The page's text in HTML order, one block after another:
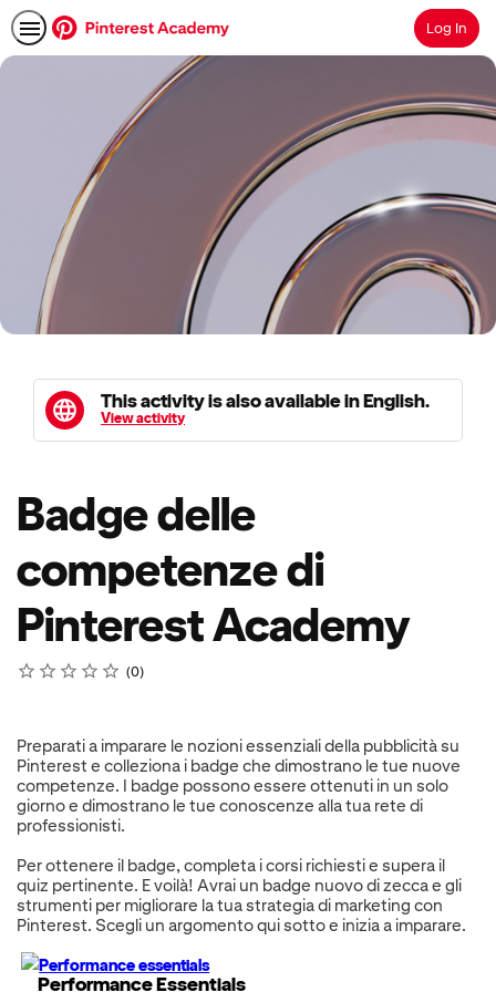
SearchLog In
This activity is also available in English.
View activity
Badge delle
competenze di
Pinterest Academy
Rating
1 star
2 stars
3 stars
4 stars
5 stars
Average rating: 0 0
No reviews
Preparati a imparare le nozioni essenziali della pubblicità su
Pinterest e colleziona i badge che dimostrano le tue nuove
competenze. I badge possono essere ottenuti in un solo
giorno e dimostrano le tue conoscenze alla tua rete di
professionisti.
Per ottenere il badge, completa i corsi richiesti e supera il
quiz pertinente. E voilà! Avrai un badge nuovo di zecca e gli
strumenti per migliorare la tua strategia di marketing con
Pinterest. Scegli un argomento qui sotto e inizia a imparare.
Performance Essentials